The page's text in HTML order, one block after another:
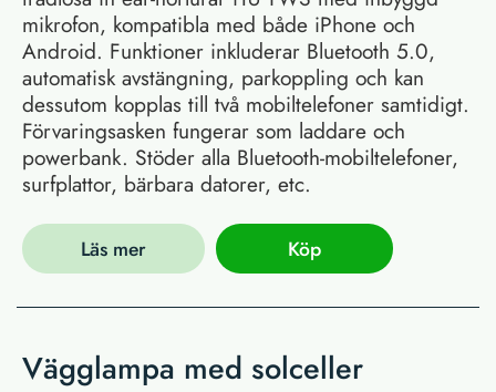
mikrofon, kompatibla med både iPhone och
Android. Funktioner inkluderar Bluetooth 5.0,
automatisk avstängning, parkoppling och kan
dessutom kopplas till två mobiltelefoner samtidigt.
Förvaringsasken fungerar som laddare och
powerbank. Stöder alla Bluetooth-mobiltelefoner,
surfplattor, bärbara datorer, etc.
Läs mer Köp
Vägglampa med solceller